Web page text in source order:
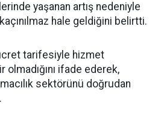
yaşanan artış nedeniyle
hale geldiğini belirtti.
tarifesiyle hizmet
ifade ederek,
sektörünü doğrudan